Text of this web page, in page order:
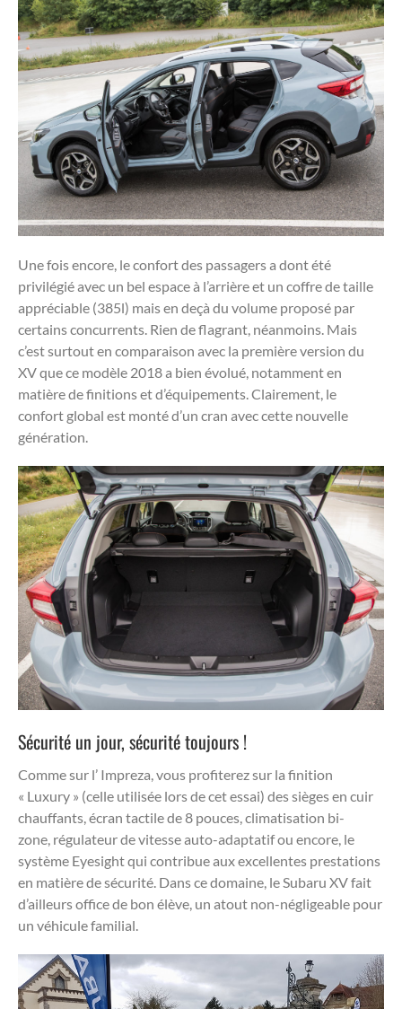
Une fois encore, le confort des passagers a dont été
privilégié avec un bel espace à l’arrière et un coffre de taille
appréciable (385l) mais en deçà du volume proposé par
certains concurrents. Rien de flagrant, néanmoins. Mais
c’est surtout en comparaison avec la première version du
XV que ce modèle 2018 a bien évolué, notamment en
matière de finitions et d’équipements. Clairement, le
confort global est monté d’un cran avec cette nouvelle
génération.
Sécurité un jour, sécurité toujours !
Comme sur l’ Impreza, vous profiterez sur la finition
« Luxury » (celle utilisée lors de cet essai) des sièges en cuir
chauffants, écran tactile de 8 pouces, climatisation bi-
zone, régulateur de vitesse auto-adaptatif ou encore, le
système Eyesight qui contribue aux excellentes prestations
en matière de sécurité. Dans ce domaine, le Subaru XV fait
d’ailleurs office de bon élève, un atout non-négligeable pour
un véhicule familial.